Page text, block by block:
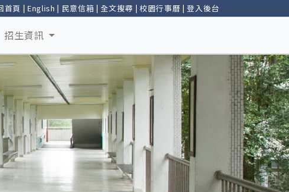
首頁 | English | 民意信箱 |全文搜尋 | 校園行事曆 |登入後台
招生資訊